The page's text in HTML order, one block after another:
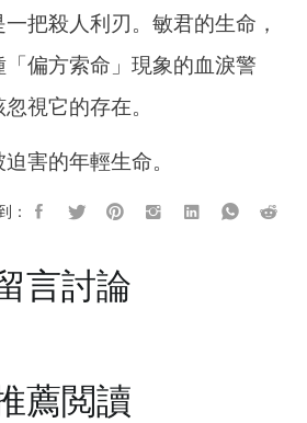
把殺人利刃。敏君的生命，
偏方索命」現象的血淚警
視它的存在。
害的年輕生命。
：
言討論
薦閲讀